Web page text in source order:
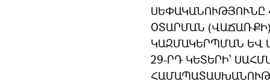
ՍԵՓԱԿԱՆՈՒԹՅՈՒՆԸ
ՕՏԱՐՄԱՆ
ԿԱԶՄԱԿԵՐՊՄԱՆ ԵՎ
29-ՐԴ ԿԵՏԵՐԻ՝